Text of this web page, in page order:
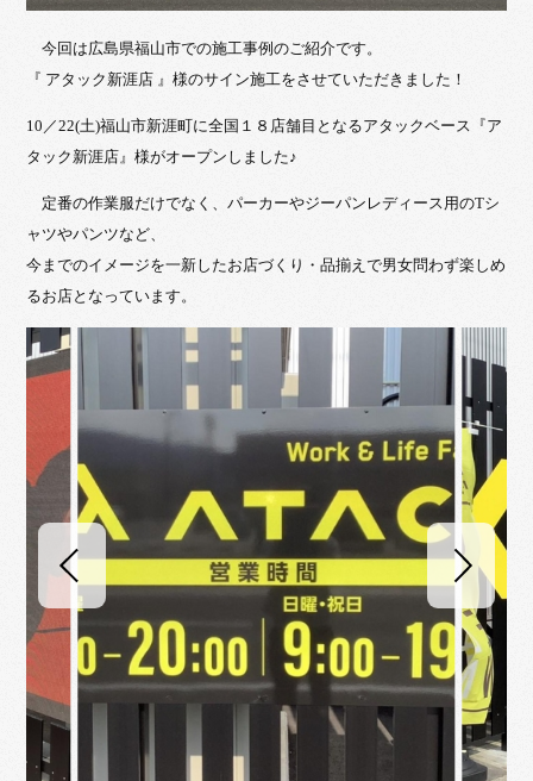
今回は広島県福山市での施工事例のご紹介です。
『 アタック新涯店 』様のサイン施工をさせていただきました！
10／22(土)福山市新涯町に全国１８店舗目となるアタックベース『ア
タック新涯店』様がオープンしました♪
定番の作業服だけでなく、パーカーやジーパンレディース用のTシ
ャツやパンツなど、
今までのイメージを一新したお店づくり・品揃えで男女問わず楽しめ
るお店となっています。